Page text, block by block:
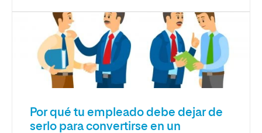
Por qué tu empleado debe dejar de
serlo para convertirse en un